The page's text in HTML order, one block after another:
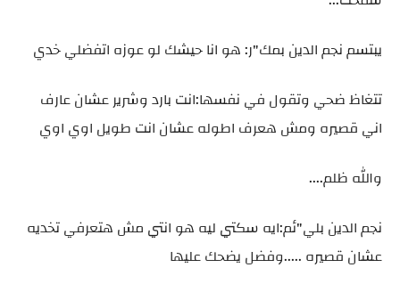
يبتسم نجم الدين بمك"ر: هو انا حيشك لو عوزه اتفضلي خدي
تتغاظ ضحي وتقول في نفسها:انت بارد وشرير عشان عارف
اني قصيره ومش هعرف اطوله عشان انت طويل اوي اوي
والله ظلم....
نجم الدين بلي"ئم:ايه سكتي ليه هو انتي مش هتعرفي تخديه
عشان قصيره .....وفضل يضحك عليها